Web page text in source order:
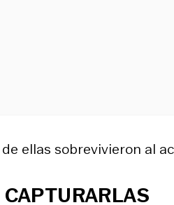
ellas sobrevivieron al